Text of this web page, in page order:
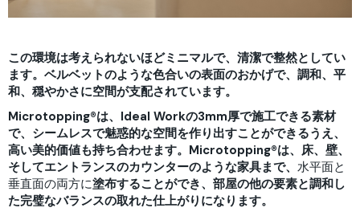
この環境は考えられないほどミニマルで、清潔で整然としてい
ます。ベルベットのような色合いの表面のおかげで、調和、平
和、穏やかさに空間が支配されています。
Microtopping®は、Ideal Workの3mm厚で施工できる素材
で、シームレスで魅惑的な空間を作り出すことができるうえ、
高い美的価値も持ち合わせます。Microtopping®は、床、壁、
そしてエントランスのカウンターのような家具まで、 水平面と
垂直面の両方に塗布することができ、部屋の他の要素と調和し
た完璧なバランスの取れた仕上がりになります。